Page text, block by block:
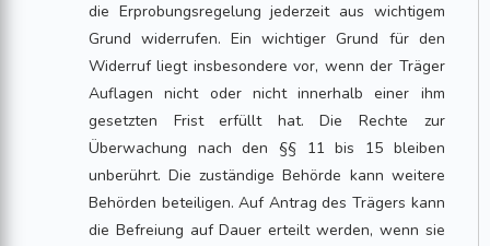
die Erprobungsregelung jederzeit aus wichtigem
Grund widerrufen. Ein wichtiger Grund für den
Widerruf liegt insbesondere vor, wenn der Träger
Auflagen nicht oder nicht innerhalb einer ihm
gesetzten Frist erfüllt hat. Die Rechte zur
Überwachung nach den §§ 11 bis 15 bleiben
unberührt. Die zuständige Behörde kann weitere
Behörden beteiligen. Auf Antrag des Trägers kann
die Befreiung auf Dauer erteilt werden, wenn sie